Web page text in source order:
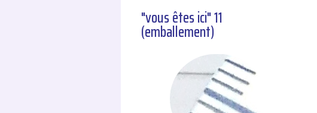
"vous êtes ici" 11
(emballement)